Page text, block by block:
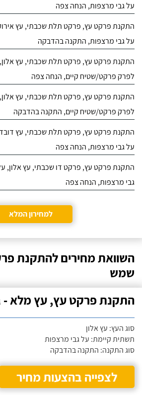
על גבי מרצפות, הנחה צפה
התקנת פרקט עץ, פרקט תלת שכבתי, עץ
על גבי מרצפות, התקנה בהדבקה
התקנת פרקט עץ, פרקט תלת שכבתי, עץ
לפרק פרקט/שטיח קיים, הנחה צפה
התקנת פרקט עץ, פרקט תלת שכבתי, עץ
לפרק פרקט/שטיח קיים, התקנה בהדבקה
התקנת פרקט עץ, פרקט תלת שכבתי, עץ
על גבי מרצפות, הנחה צפה
התקנת פרקט עץ, פרקט דו שכבתי, עץ אלון,
גבי מרצפות, הנחה צפה
למחירון המלא
השוואת מחירים להתקנת
שמש
התקנת פרקט עץ, עץ מלא -
סוג העץ: עץ אלון
תשתית קיימת: על גבי מרצפות
סוג התקנה: התקנה בהדבקה
לצפייה בהצעות מחיר